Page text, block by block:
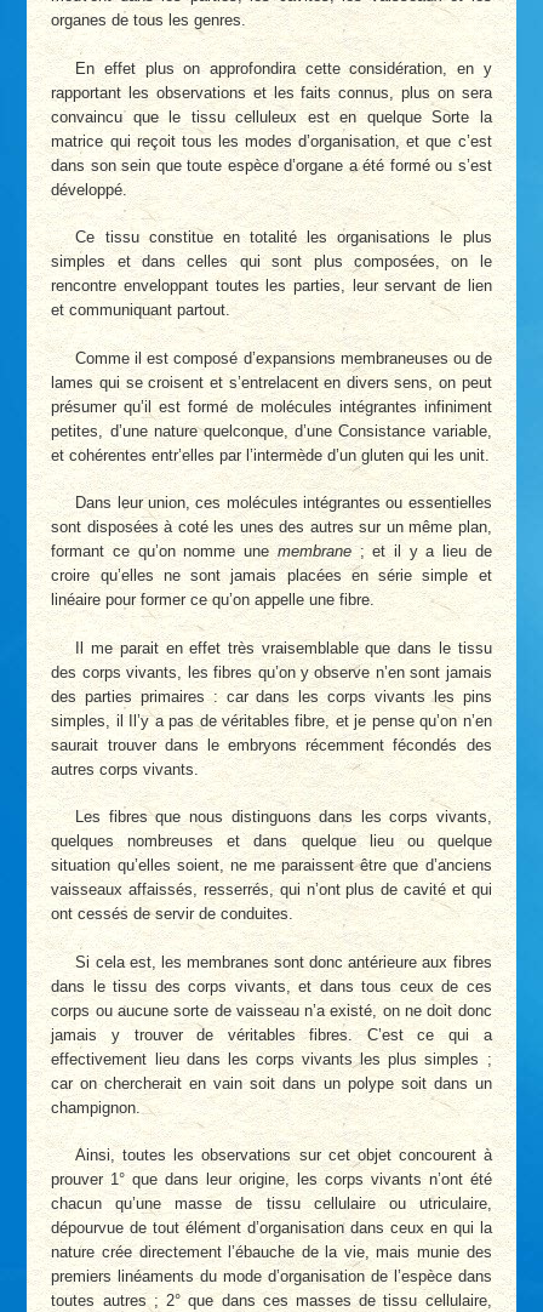
organes de tous les genres.
En effet plus on approfondira cette considération, en y
rapportant les observations et les faits connus, plus on sera
convaincu que le tissu celluleux est en quelque Sorte la
matrice qui reçoit tous les modes d’organisation, et que c’est
dans son sein que toute espèce d’organe a été formé ou s’est
développé.
Ce tissu constitue en totalité les organisations le plus
simples et dans celles qui sont plus composées, on le
rencontre enveloppant toutes les parties, leur servant de lien
et communiquant partout.
Comme il est composé d’expansions membraneuses ou de
lames qui se croisent et s’entrelacent en divers sens, on peut
présumer qu’il est formé de molécules intégrantes infiniment
petites, d’une nature quelconque, d’une Consistance variable,
et cohérentes entr’elles par l’intermède d’un gluten qui les unit.
Dans leur union, ces molécules intégrantes ou essentielles
sont disposées à coté les unes des autres sur un même plan,
formant ce qu’on nomme unemembrane; et il y a lieu de
croire qu’elles ne sont jamais placées en série simple et
linéaire pour former ce qu’on appelle une fibre.
Il me parait en effet très vraisemblable que dans le tissu
des corps vivants, les fibres qu’on y observe n’en sont jamais
des parties primaires : car dans les corps vivants les pins
simples, il Il’y a pas de véritables fibre, et je pense qu’on n’en
saurait trouver dans le embryons récemment fécondés des
autres corps vivants.
Les fibres que nous distinguons dans les corps vivants,
quelques nombreuses et dans quelque lieu ou quelque
situation qu’elles soient, ne me paraissent être que d’anciens
vaisseaux affaissés, resserrés, qui n’ont plus de cavité et qui
ont cessés de servir de conduites.
Si cela est, les membranes sont donc antérieure aux fibres
dans le tissu des corps vivants, et dans tous ceux de ces
corps ou aucune sorte de vaisseau n’a existé, on ne doit donc
jamais y trouver de véritables fibres. C’est ce qui a
effectivement lieu dans les corps vivants les plus simples ;
car on chercherait en vain soit dans un polype soit dans un
champignon.
Ainsi, toutes les observations sur cet objet concourent à
prouver 1° que dans leur origine, les corps vivants n’ont été
chacun qu’une masse de tissu cellulaire ou utriculaire,
dépourvue de tout élément d’organisation dans ceux en qui la
nature crée directement l’ébauche de la vie, mais munie des
premiers linéaments du mode d’organisation de l’espèce dans
toutes autres ; 2° que dans ces masses de tissu cellulaire,